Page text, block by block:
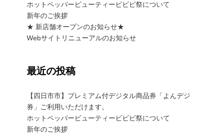
ホットペッパービューティービビビ祭について
新年のご挨拶
★ 新店舗オープンのお知らせ★
Webサイトリニューアルのお知らせ
最近の投稿
【四日市市】プレミアム付デジタル商品券「よんデジ
券」ご利用いただけます。
ホットペッパービューティービビビ祭について
新年のご挨拶